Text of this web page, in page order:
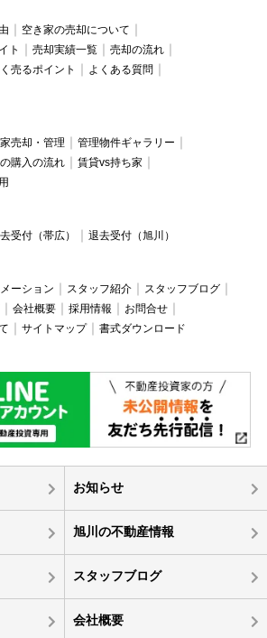
空き家の売却について
ト
売却実績一覧
売却の流れ
売るポイント
よくある質問
売却・管理
管理物件ギャラリー
購入の流れ
賃貸vs持ち家
受付（帯広） 退去受付（旭川）
ーション スタッフ紹介
スタッフブログ
会社概要 採用情報
お問合せ
サイトマップ 書式ダウンロード
お知らせ
旭川の不動産情報
スタッフブログ
会社概要